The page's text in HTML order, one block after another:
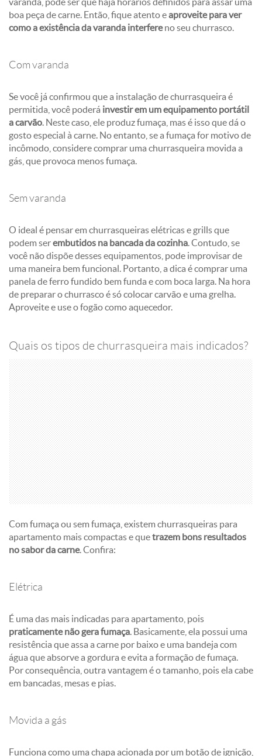
boa peça de carne. Então, fique atento eaproveite para ver
como a existência da varanda interfereno seu churrasco.
Com varanda
Se você já confirmou que a instalação de churrasqueira é
permitida, você poderá investir em um equipamento portátil
a carvão. Neste caso, ele produz fumaça, mas é isso que dá o
gosto especial à carne. No entanto, se a fumaça for motivo de
incômodo, considere comprar uma churrasqueira movida a
gás, que provoca menos fumaça.
Sem varanda
O ideal é pensar em churrasqueiras elétricas e grills que
podem serembutidos na bancada da cozinha. Contudo, se
você não dispõe desses equipamentos, pode improvisar de
uma maneira bem funcional. Portanto, a dica é comprar uma
panela de ferro fundido bem funda e com boca larga. Na hora
de preparar o churrasco é só colocar carvão e uma grelha.
Aproveite e use o fogão como aquecedor.
Quais os tipos de churrasqueira mais indicados?
Com fumaça ou sem fumaça, existem churrasqueiras para
apartamento mais compactas e quetrazem bons resultados
no sabor da carne. Confira:
Elétrica
É uma das mais indicadas para apartamento, pois
praticamente não gera fumaça. Basicamente, ela possui uma
resistência que assa a carne por baixo e uma bandeja com
água que absorve a gordura e evita a formação de fumaça.
Por consequência, outra vantagem é o tamanho, pois ela cabe
em bancadas, mesas e pias.
Movida a gás
Funciona como uma chapa acionada por um botão de ignição,